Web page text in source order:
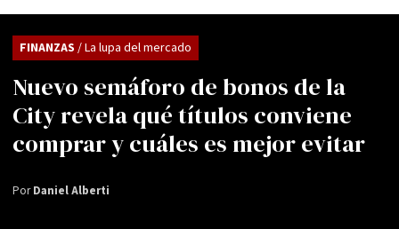
Nuevo semáforo de bonos de la
City revela qué títulos conviene
comprar y cuáles es mejor evitar
FINANZAS / La lupa del mercado
PorDaniel Alberti